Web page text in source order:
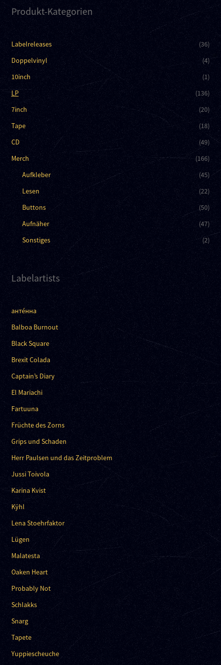
Produkt-Kategorien
Labelreleases
(36)
Doppelvinyl
(4)
10inch
(1)
LP
(136)
7inch
(20)
Tape
(18)
CD
(49)
Merch
(166)
Aufkleber
(45)
Lesen
(22)
Buttons
(50)
Aufnäher
(47)
Sonstiges
(2)
Labelartists
анте́нна
Balboa Burnout
Black Square
Brexit Colada
Captain’s Diary
El Mariachi
Fartuuna
Früchte des Zorns
Grips und Schaden
Herr Paulsen und das Zeitproblem
Jussi Toivola
Karina Kvist
Kÿhl
Lena Stoehrfaktor
Lügen
Malatesta
Oaken Heart
Probably Not
Schlakks
Snarg
Tapete
Yuppiescheuche